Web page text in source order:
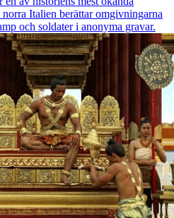
Italien berättar omgivningarna
och soldater i anonyma gravar.